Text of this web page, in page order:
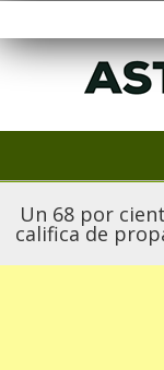
Un 68 por
califica de